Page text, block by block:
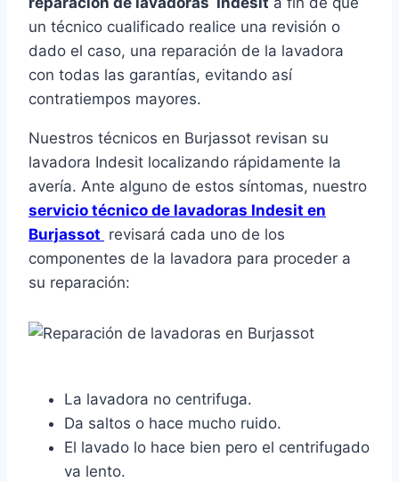
un técnico cualificado realice una revisión o
dado el caso, una reparación de la lavadora
con todas las garantías, evitando así
contratiempos mayores.
Nuestros técnicos en Burjassot revisan su
lavadora Indesit localizando rápidamente la
avería. Ante alguno de estos síntomas, nuestro
servicio técnico de lavadoras Indesit en
Burjassot revisará cada uno de los
componentes de la lavadora para proceder a
su reparación:
La lavadora no centrifuga.
Da saltos o hace mucho ruido.
El lavado lo hace bien pero el centrifugado
va lento.